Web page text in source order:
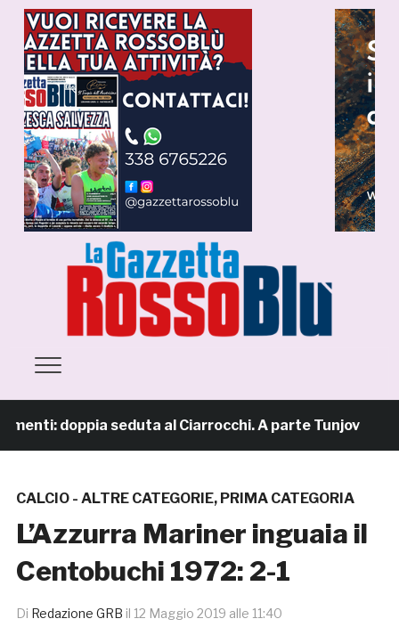
doppia seduta al Ciarrocchi. A parte Tunjov
CALCIO - ALTRE CATEGORIE, PRIMA CATEGORIA
L’Azzurra Mariner inguaia il
Centobuchi 1972: 2-1
Di Redazione GRB il 12 Maggio 2019 alle 11:40